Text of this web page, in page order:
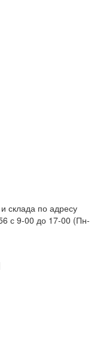
склада по адресу
с 9-00 до 17-00 (Пн-